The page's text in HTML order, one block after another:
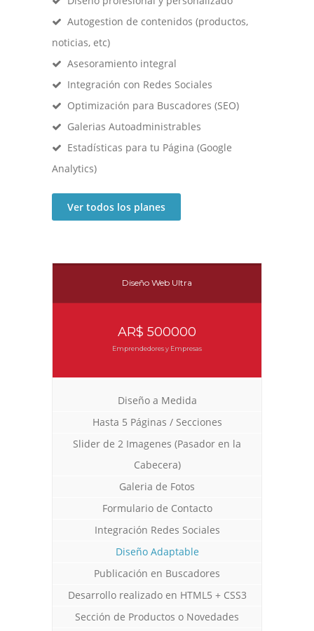
Autogestion de contenidos (productos,
noticias, etc)
Asesoramiento integral
Integración con Redes Sociales
Optimización para Buscadores (SEO)
Galerias Autoadministrables
Estadísticas para tu Página (Google
Analytics)
Ver todos los planes
Diseño Web Ultra
AR$ 500000
Emprendedores y Empresas
Diseño a Medida
Hasta 5 Páginas / Secciones
Slider de 2 Imagenes (Pasador en la
Cabecera)
Galeria de Fotos
Formulario de Contacto
Integración Redes Sociales
Diseño Adaptable
Publicación en Buscadores
Desarrollo realizado en HTML5 + CSS3
Sección de Productos o Novedades